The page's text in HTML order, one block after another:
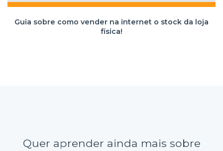
Guia sobre como vender na internet o stock da loja
física!
Quer aprender ainda mais sobre